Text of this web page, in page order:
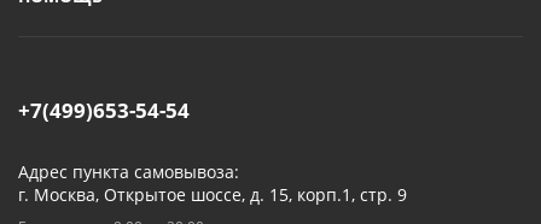
+7(499)653-54-54
Адрес пункта самовывоза:
г. Москва, Открытое шоссе, д. 15, корп.1, стр. 9